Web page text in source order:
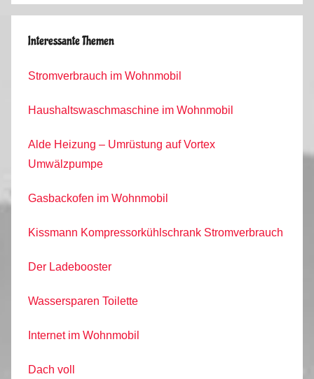
Interessante Themen
Stromverbrauch im Wohnmobil
Haushaltswaschmaschine im Wohnmobil
Alde Heizung – Umrüstung auf Vortex
Umwälzpumpe
Gasbackofen im Wohnmobil
Kissmann Kompressorkühlschrank Stromverbrauch
Der Ladebooster
Wassersparen Toilette
Internet im Wohnmobil
Dach voll